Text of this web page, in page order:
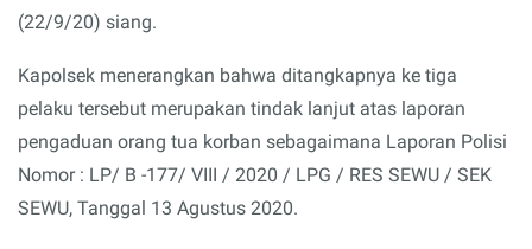
(22/9/20) siang.
Kapolsek menerangkan bahwa ditangkapnya ke tiga
pelaku tersebut merupakan tindak lanjut atas laporan
pengaduan orang tua korban sebagaimana Laporan Polisi
Nomor : LP/ B -177/ VIII / 2020 / LPG / RES SEWU / SEK
SEWU, Tanggal 13 Agustus 2020.